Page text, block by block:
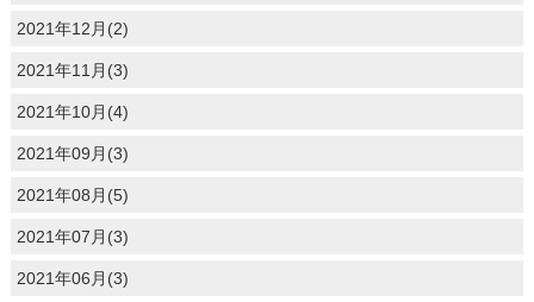
2021年12月(2)
2021年11月(3)
2021年10月(4)
2021年09月(3)
2021年08月(5)
2021年07月(3)
2021年06月(3)